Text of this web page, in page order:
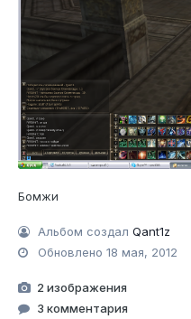
Бомжи
Альбом создалQant1z
Обновлено18 мая, 2012
2 изображения
3 комментария